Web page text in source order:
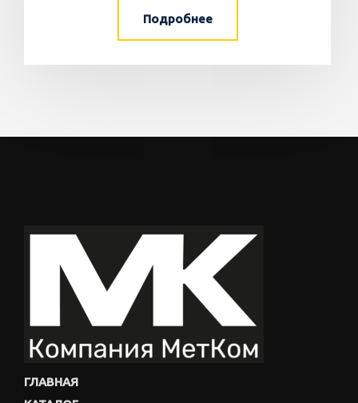
Подробнее
ГЛАВНАЯ